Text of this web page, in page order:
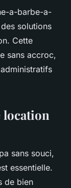
a-barbe-a-
solutions
Cette
sans accroc,
location
sans souci,
essentielle.
de bien